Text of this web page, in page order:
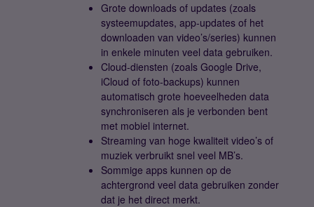
Grote downloads of updates (zoals
systeemupdates, app-updates of het
downloaden van video’s/series) kunnen
in enkele minuten veel data gebruiken.
Cloud-diensten (zoals Google Drive,
iCloud of foto-backups) kunnen
automatisch grote hoeveelheden data
synchroniseren als je verbonden bent
met mobiel internet.
Streaming van hoge kwaliteit video’s of
muziek verbruikt snel veel MB’s.
Sommige apps kunnen op de
achtergrond veel data gebruiken zonder
dat je het direct merkt.